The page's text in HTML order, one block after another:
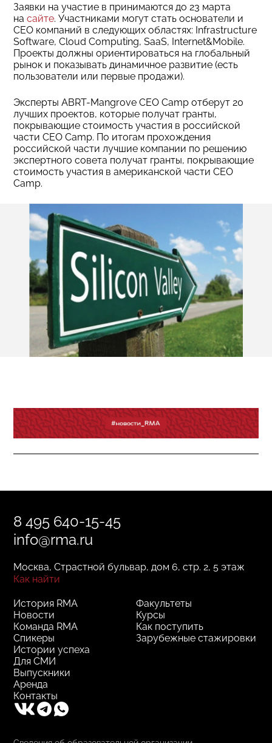
Заявки на участие в принимаются до 23 марта
на сайте. Участниками могут стать основатели и
CEO компаний в следующих областях: Infrastructure
Software, Cloud Computing, SaaS, Internet&Mobile.
Проекты должны ориентироваться на глобальный
рынок и показывать динамичное развитие (есть
пользователи или первые продажи).
Эксперты ABRT-Mangrove CEO Camp отберут 20
лучших проектов, которые получат гранты,
покрывающие стоимость участия в российской
части CEO Camp. По итогам прохождения
российской части лучшие компании по решению
экспертного совета получат гранты, покрывающие
стоимость участия в американской части CEO
Camp.
8 495 640-15-45
info@rma.ru
Москва, Страстной бульвар, дом 6, стр. 2, 5 этаж
Как найти
Факультеты
Курсы
Как поступить
Зарубежные стажировки
История RMA
Новости
Команда RMA
Спикеры
Истории успеха
Для СМИ
Выпускники
Аренда
Контакты